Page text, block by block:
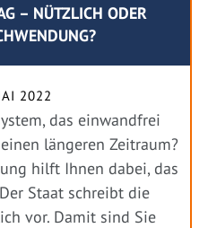
– NÜTZLICH ODER
2022
das einwandfrei
längeren Zeitraum?
hilft Ihnen dabei, das
Staat schreibt die
vor. Damit sind Sie